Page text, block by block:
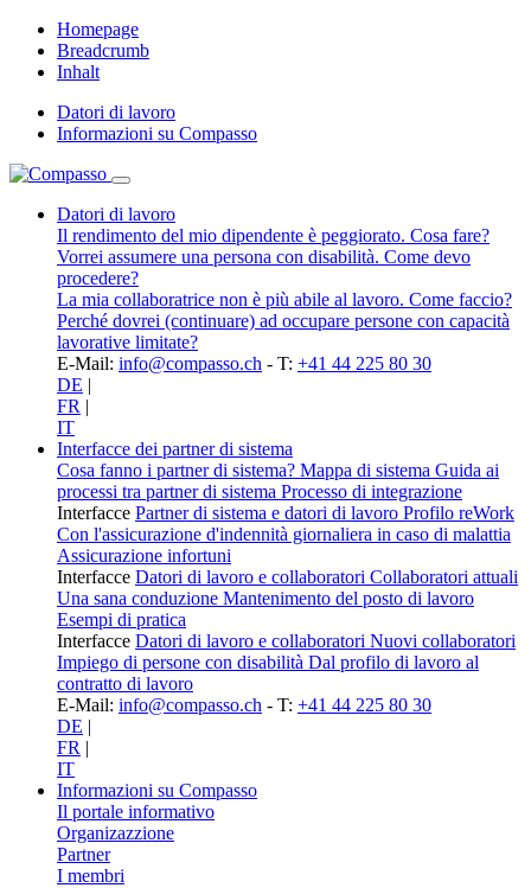
Homepage
Breadcrumb
Inhalt
Datori di lavoro
Informazioni su Compasso
Datori di lavoro
Il rendimento del mio dipendente è peggiorato. Cosa fare?
Vorrei assumere una persona con disabilità. Come devo
procedere?
La mia collaboratrice non è più abile al lavoro. Come faccio?
Perché dovrei (continuare) ad occupare persone con capacità
lavorative limitate?
E-Mail: info@compasso.ch - T: +41 44 225 80 30
DE |
FR |
IT
Interfacce dei partner di sistema
Cosa fanno i partner di sistema? Mappa di sistema Guida ai
processi tra partner di sistema Processo di integrazione
Interfacce Partner di sistema e datori di lavoro Profilo reWork
Con l'assicurazione d'indennità giornaliera in caso di malattia
Assicurazione infortuni
Interfacce Datori di lavoro e collaboratori Collaboratori attuali
Una sana conduzione Mantenimento del posto di lavoro
Esempi di pratica
Interfacce Datori di lavoro e collaboratori Nuovi collaboratori
Impiego di persone con disabilità Dal profilo di lavoro al
contratto di lavoro
E-Mail: info@compasso.ch - T: +41 44 225 80 30
DE |
FR |
IT
Informazioni su Compasso
Il portale informativo
Organizazzione
Partner
I membri